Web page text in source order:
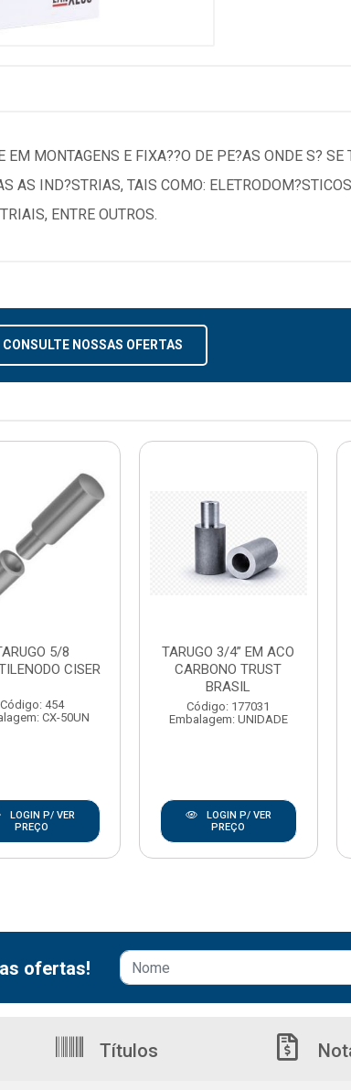
MONTAGENS E FIXA??O DE PE?AS ONDE S?
AS IND?STRIAS, TAIS COMO:
ENTRE OUTROS.
CONSULTE NOSSAS OFERTAS
5/8
CISER
Código: 454
CX-50UN
LOGIN P/ VER
PREÇO
TARUGO 3/4” EM ACO
CARBONO TRUST
BRASIL
Código: 177031
Embalagem: UNIDADE
LOGIN P/ VER
PREÇO
ofertas!
Títulos